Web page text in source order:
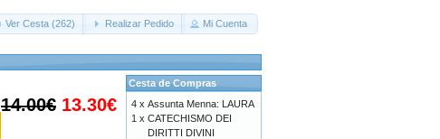
Ver Cesta (262) Realizar Pedido Mi Cuenta
14.00€ 13.30€
Cesta de Compras
4 x Assunta Menna: LAURA
1 x CATECHISMO DEI
DIRITTI DIVINI